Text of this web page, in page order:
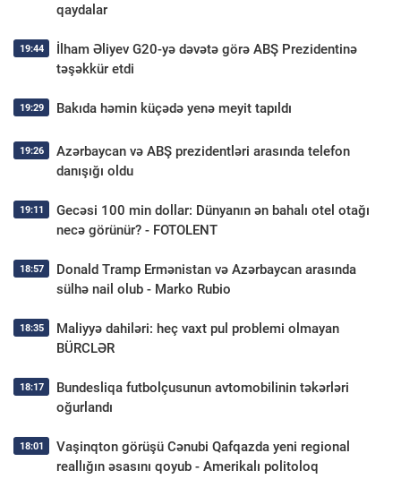
qaydalar
19:44
İlham Əliyev G20-yə dəvətə görə ABŞ Prezidentinə
təşəkkür etdi
19:29 Bakıda həmin küçədə yenə meyit tapıldı
19:26
Azərbaycan və ABŞ prezidentləri arasında telefon
danışığı oldu
19:11
Gecəsi 100 min dollar: Dünyanın ən bahalı otel otağı
necə görünür? - FOTOLENT
18:57
Donald Tramp Ermənistan və Azərbaycan arasında
sülhə nail olub - Marko Rubio
18:35
Maliyyə dahiləri: heç vaxt pul problemi olmayan
BÜRCLƏR
18:17
Bundesliqa futbolçusunun avtomobilinin təkərləri
oğurlandı
18:01
Vaşinqton görüşü Cənubi Qafqazda yeni regional
reallığın əsasını qoyub - Amerikalı politoloq